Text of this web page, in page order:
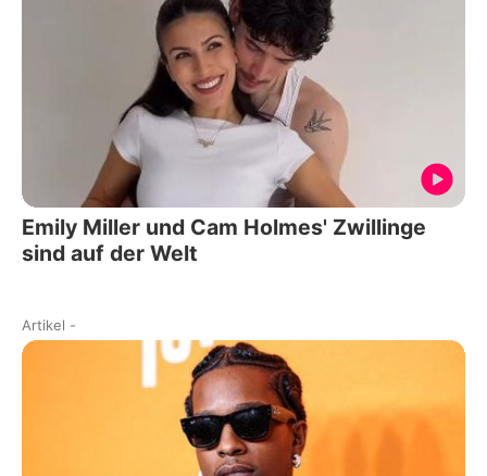
Emily Miller und Cam Holmes' Zwillinge
sind auf der Welt
Artikel -